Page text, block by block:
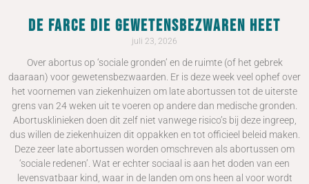
De farce die gewetensbezwaren heet
juli 23, 2026
Over abortus op ‘sociale gronden’ en de ruimte (of het gebrek
daaraan) voor gewetensbezwaarden. Er is deze week veel ophef over
het voornemen van ziekenhuizen om late abortussen tot de uiterste
grens van 24 weken uit te voeren op andere dan medische gronden.
Abortusklinieken doen dit zelf niet vanwege risico’s bij deze ingreep,
dus willen de ziekenhuizen dit oppakken en tot officieel beleid maken.
Deze zeer late abortussen worden omschreven als abortussen om
‘sociale redenen’. Wat er echter sociaal is aan het doden van een
levensvatbaar kind, waar in de landen om ons heen al voor wordt